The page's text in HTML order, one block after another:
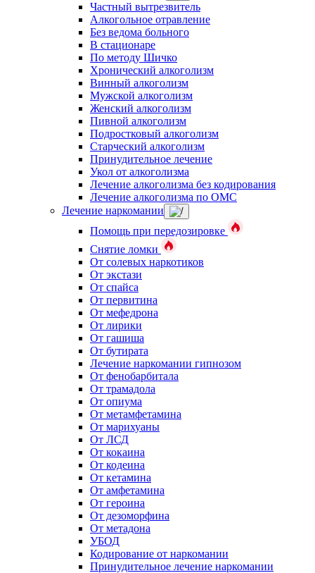
Частный вытрезвитель
Алкогольное отравление
Без ведома больного
В стационаре
По методу Шичко
Хронический алкоголизм
Винный алкоголизм
Мужской алкоголизм
Женский алкоголизм
Пивной алкоголизм
Подростковый алкоголизм
Старческий алкоголизм
Принудительное лечение
Укол от алкоголизма
Лечение алкоголизма без кодирования
Лечение алкоголизма по ОМС
Лечение наркомании
Помощь при передозировке
Снятие ломки
От солевых наркотиков
От экстази
От спайса
От первитина
От мефедрона
От лирики
От гашиша
От бутирата
Лечение наркомании гипнозом
От фенобарбитала
От трамадола
От опиума
От метамфетамина
От марихуаны
От ЛСД
От кокаина
От кодеина
От кетамина
От амфетамина
От героина
От дезоморфина
От метадона
УБОД
Кодирование от наркомании
Принудительное лечение наркомании